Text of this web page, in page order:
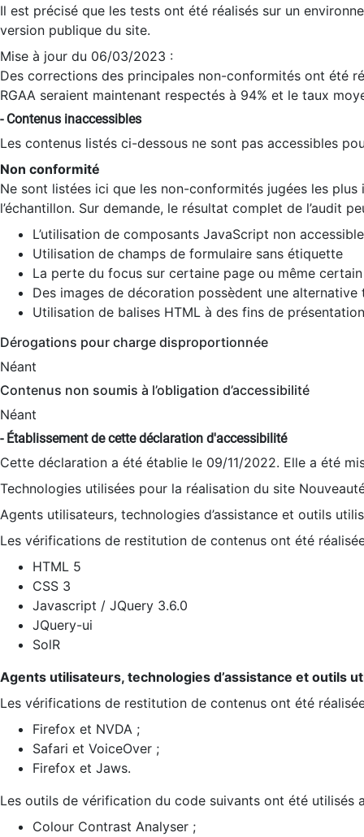
Il est précisé que les tests ont été réalisés sur un
version publique du site.
Mise à jour du 06/03/2023 :
Des corrections des principales non-conformités ont été
RGAA seraient maintenant respectés à 94% et le taux
- Contenus inaccessibles
Les contenus listés ci-dessous ne sont pas accessibles
Non conformité
Ne sont listées ici que les non-conformités jugées les
l’échantillon. Sur demande, le résultat complet de l’audit
L’utilisation de composants JavaScript non
Utilisation de champs de formulaire sans étiquette
La perte du focus sur certaine page ou même
Des images de décoration possèdent une alternative
Utilisation de balises HTML à des fins de
Dérogations pour charge disproportionnée
Néant
Contenus non soumis à l’obligation d’accessibilité
Néant
- Établissement de cette déclaration d'accessibilité
Cette déclaration a été établie le 09/11/2022. Elle a été
Technologies utilisées pour la réalisation du site
Agents utilisateurs, technologies d’assistance et outils
Les vérifications de restitution de contenus ont été
HTML 5
CSS 3
Javascript / JQuery 3.6.0
JQuery-ui
SolR
Agents utilisateurs, technologies d’assistance et outils
Les vérifications de restitution de contenus ont été
Firefox et NVDA ;
Safari et VoiceOver ;
Firefox et Jaws.
Les outils de vérification du code suivants ont été utilisés
Colour Contrast Analyser ;